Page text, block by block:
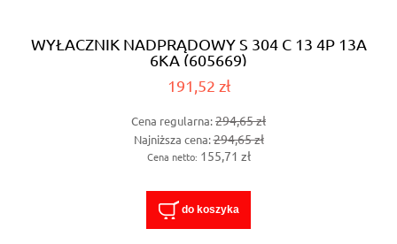
WYŁACZNIK NADPRĄDOWY S 304 C 13 4P 13A
6KA (605669)
191,52 zł
Cena regularna:294,65 zł
Najniższa cena:294,65 zł
Cena netto: 155,71 zł
do koszyka